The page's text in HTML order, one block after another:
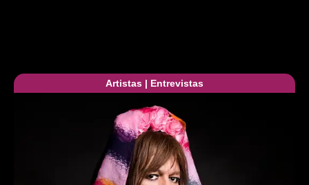
Artistas | Entrevistas